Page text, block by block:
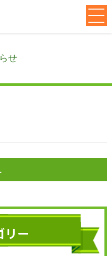
ー
ス 求人・セミナー情報
骨院 てぃーだ接骨院
表メッセージ 設備紹介
品
痛み 首の痛み 鍼灸治療
骨盤矯正 自律神経失調症
状
せ
リー